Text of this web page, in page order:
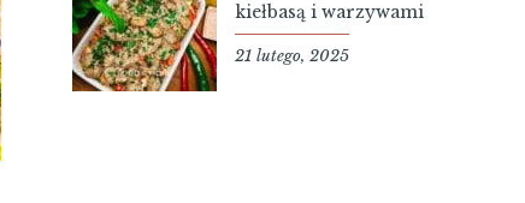
kiełbasą i warzywami
21 lutego, 2025